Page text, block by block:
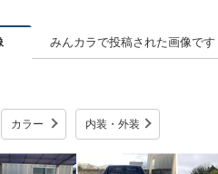
みんカラで投稿された画像です
カラー 内装・外装